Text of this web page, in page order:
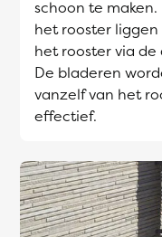
schoon te
het rooster
het rooster via
De bladeren
vanzelf van het
effectief.